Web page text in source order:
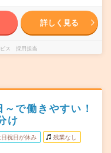
詳しく見る
ビス 採用担当
で働きやすい！
け
日祝日が休み 残業なし